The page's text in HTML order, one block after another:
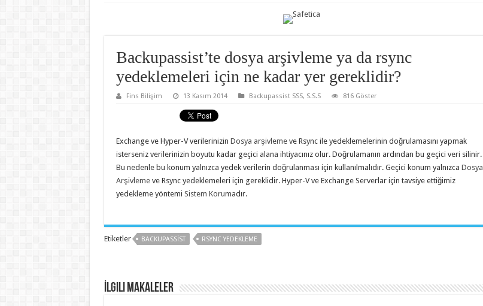
Backupassist’te dosya arşivleme ya da rsync
yedeklemeleri için ne kadar yer gereklidir?
Fins Bilişim 13 Kasım 2014 Backupassist SSS, S.S.S 816 Göster
Exchange ve Hyper-V verilerinizin Dosya arşivlemeve Rsync ile yedeklemelerinin doğrulamasını yapmak
isterseniz verilerinizin boyutu kadar geçici alana ihtiyacınız olur. Doğrulamanın ardından bu geçici veri silinir.
Bu nedenle bu konum yalnızca yedek verilerin doğrulanması için kullanılmalıdır. Geçici konum yalnızca Dosya
Arşivlemeve Rsync yedeklemeleri için gereklidir. Hyper-V ve Exchange Serverlar için tavsiye ettiğimiz
yedekleme yöntemi Sistem Korumadır.
Etiketler BACKUPASSIST RSYNC YEDEKLEME
İlgili Makaleler